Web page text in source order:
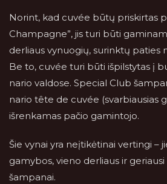
Norint, kad cuvée būtų priskirtas
Champagne”, jis turi būti
derliaus vynuogių, surinktų paties
Be to, cuvée turi būti išpilstytas į
nario valdose. Special Club
nario tête de cuvée (svarbiausias
išrenkamas pačio gamintojo.
Šie vynai yra neįtikėtinai vertingi –
gamybos, vieno derliaus ir
šampanai.